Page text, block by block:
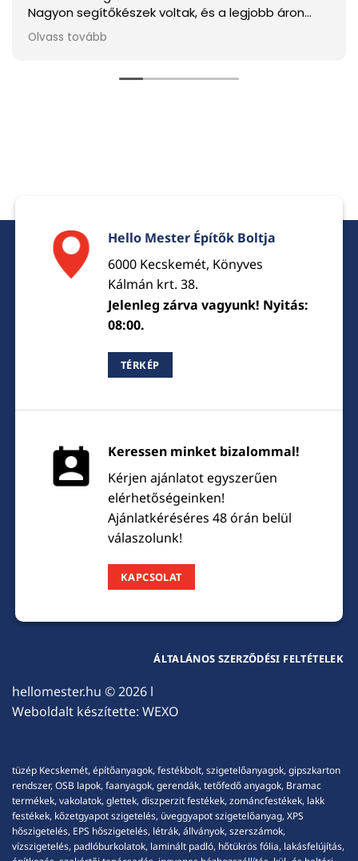
Nagyon segítőkészek voltak, és a legjobb áron
tudtam megvenni mindent.
Ha elakarjátok kerülni a csalódást a legjobb
Olvass tovább
Hello Mester Építők Boltja
6000 Kecskemét, Könyves
Kálmán krt. 38.
Jelenleg zárva vagyunk! Nyitás:
08:00.
TÉRKÉP
Keressen minket bizalommal!
Kérjen ajánlatot egyszerűen
elérhetőségeinken!
Ajánlatkéréséres 48 órán belül
válaszolunk!
KAPCSOLAT
hellomester.hu © 2026 l
Weboldalt készítette: WEXO
ÁLTALÁNOS SZERZŐDÉSI FELTÉTELEK
tüzép Kecskemét, építőanyagok, festékbolt, szigetelőanyagok, gipszkarton
rendszer, OSB lapok, faanyagok, gerendák, tetőfedő anyagok, Bramac
termékek, vakolatok, glettek, diszperzit festékek, zománcfestékek, lakk
festékek, kőzetgyapot szigetelés, üveggyapot szigetelőanyag, XPS
hőszigetelés, EPS hőszigetelés, létrák, állványok, szerszámok,
vízszigetelés, padlóburkolatok, laminált padló, hőtükrös fólia, lakásfelújítás,